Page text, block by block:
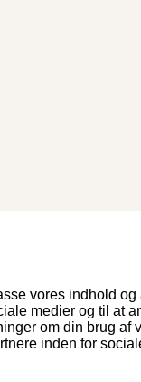
vores indhold og
medier og til at
om din brug af
inden for